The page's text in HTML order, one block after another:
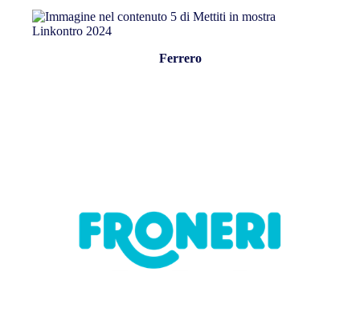
Ferrero